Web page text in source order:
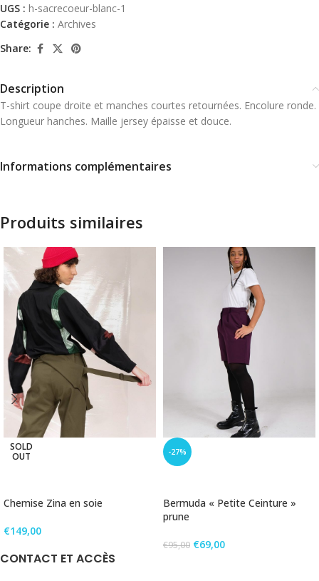
UGS : h-sacrecoeur-blanc-1
Catégorie : Archives
Share:
Description
T-shirt coupe droite et manches courtes retournées. Encolure ronde.
Longueur hanches. Maille jersey épaisse et douce.
Informations complémentaires
Produits similaires
SOLD
OUT
Chemise Zina en soie
€149,00
-27%
Bermuda « Petite Ceinture »
prune
€95,00 €69,00
CONTACT ET ACCÈS